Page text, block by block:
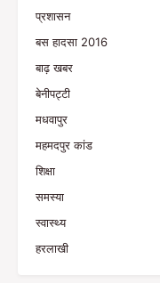
प्रशासन
बस हादसा 2016
बाढ़ खबर
बेनीपट्टी
मधवापुर
महमदपुर कांड
शिक्षा
समस्या
स्वास्थ्य
हरलाखी